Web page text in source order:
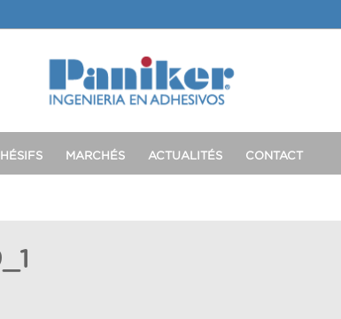
MARCHÉS ACTUALITÉS CONTACT